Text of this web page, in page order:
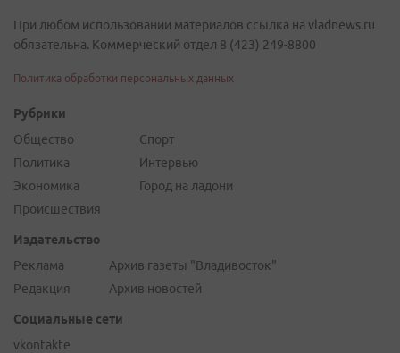
При любом использовании материалов ссылка на vladnews.ru
обязательна. Коммерческий отдел 8 (423) 249-8800
Политика обработки персональных данных
Рубрики
Общество
Политика
Экономика
Происшествия
Спорт
Интервью
Город на ладони
Издательство
Реклама
Редакция
Архив газеты "Владивосток"
Архив новостей
Социальные сети
vkontakte